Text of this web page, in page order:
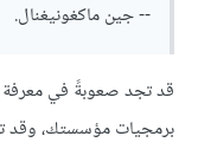
-- جين ماكغونيغنال.
قد تجد صعوبةً في معرفة
برمجيات مؤسستك، وقد